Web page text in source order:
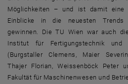
Möglichkeiten – und ist damit eine
Einblicke in die neuesten Trends
gewinnen. Die TU Wien war auch
Institut für Fertigungstechnik und
(Burgstaller Clemens, Maier
Thajer Florian, Weissenböck Peter
Fakultät für Maschinenwesen und